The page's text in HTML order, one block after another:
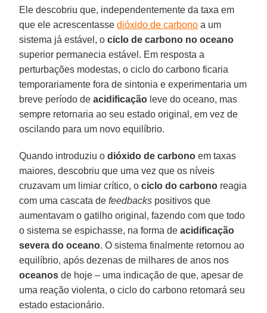
Ele descobriu que, independentemente da taxa em
que ele acrescentassedióxido de carbono a um
sistema já estável, ociclo de carbono no oceano
superior permanecia estável. Em resposta a
perturbações modestas, o ciclo do carbono ficaria
temporariamente fora de sintonia e experimentaria um
breve período deacidificação leve do oceano, mas
sempre retornaria ao seu estado original, em vez de
oscilando para um novo equilíbrio.
Quando introduziu odióxido de carbono em taxas
maiores, descobriu que uma vez que os níveis
cruzavam um limiar crítico, ociclo do carbono reagia
com uma cascata defeedbacks positivos que
aumentavam o gatilho original, fazendo com que todo
o sistema se espichasse, na forma deacidificação
severa do oceano. O sistema finalmente retornou ao
equilíbrio, após dezenas de milhares de anos nos
oceanos de hoje – uma indicação de que, apesar de
uma reação violenta, o ciclo do carbono retomará seu
estado estacionário.